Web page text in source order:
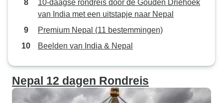
10-daagse rondreis door de Gouden Driehoek
van India met een uitstapje naar Nepal
Premium Nepal (11 bestemmingen)
Beelden van India & Nepal
Nepal 12 dagen Rondreis